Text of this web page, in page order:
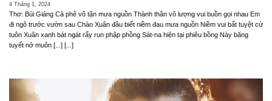
4 Tháng 1, 2024
Thơ: Bùi Giáng Cà phê vô tận mưa nguồn Thành thân vô lượng vui buồn gọi nhau Em
đi ngõ trước vườn sau Chào Xuân đâu biết niềm đau mưa nguồn Niềm vui bất tuyệt cứ
tuôn Xuân xanh bát ngát rẩy run phập phồng Sát-na hiện tại phiêu bồng Này băng
tuyết nở muôn [...] [...]